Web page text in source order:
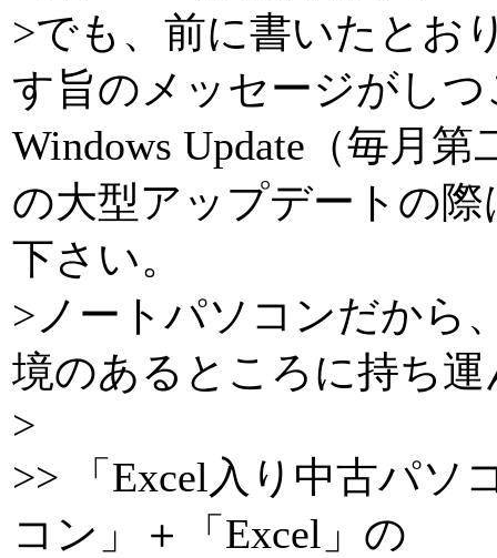
>でも、前に書いたとお
す旨のメッセージがし
Windows Update（毎月
の大型アップデートの
下さい。
>ノートパソコンだから
境のあるところに持ち
>
>> 「Excel入り中古パソ
コン」＋「Excel」の